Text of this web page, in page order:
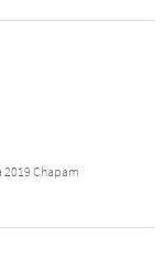
2019 Chapam